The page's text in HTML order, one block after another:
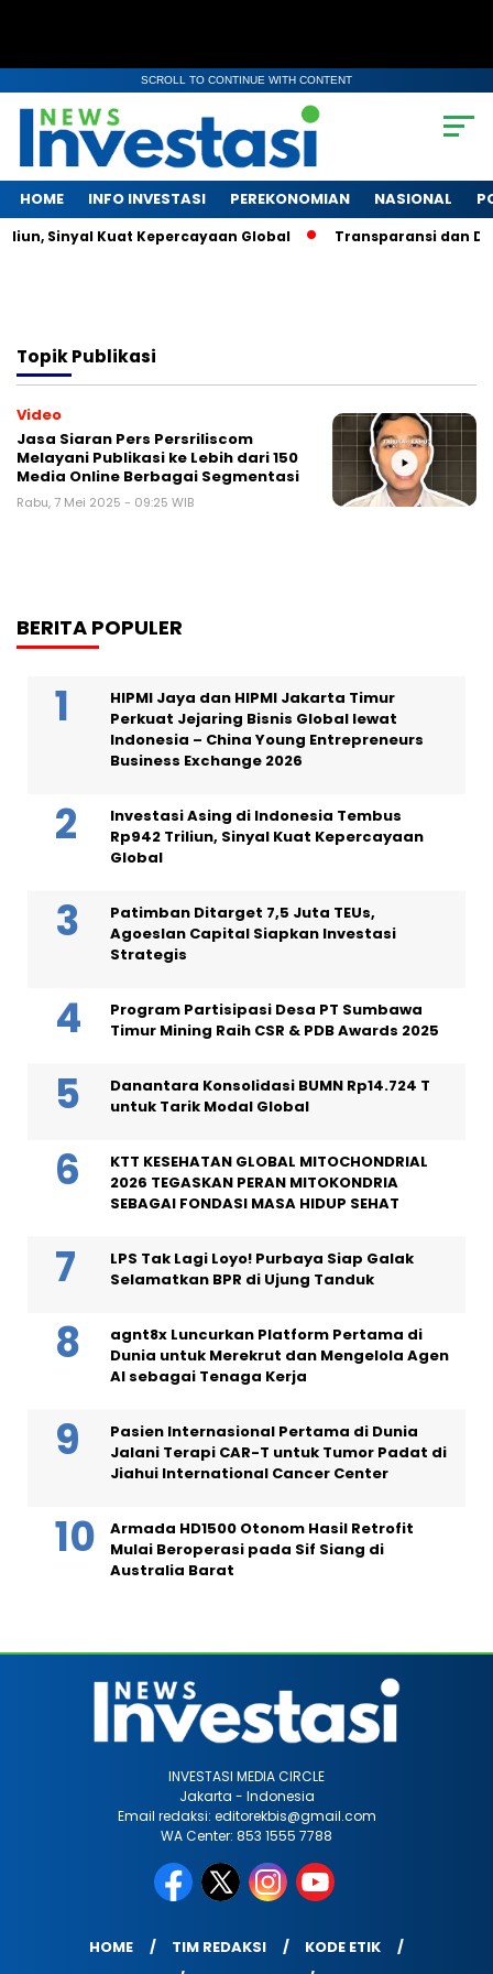
SCROLL TO CONTINUE WITH CONTENT
HOME INFO INVESTASI PEREKONOMIAN NASIONAL
Sinyal Kuat Kepercayaan Global Transparansi dan
TopikPublikasi
Video
Jasa Siaran Pers Persriliscom
Melayani Publikasi ke Lebih dari 150
Media Online Berbagai Segmentasi
Rabu, 7 Mei 2025 - 09:25 WIB
BERITA POPULER
HIPMI Jaya dan HIPMI Jakarta Timur
Perkuat Jejaring Bisnis Global lewat
Indonesia – China Young Entrepreneurs
Business Exchange 2026
Investasi Asing di Indonesia Tembus
Rp942 Triliun, Sinyal Kuat Kepercayaan
Global
Patimban Ditarget 7,5 Juta TEUs,
Agoeslan Capital Siapkan Investasi
Strategis
Program Partisipasi Desa PT Sumbawa
Timur Mining Raih CSR & PDB Awards 2025
Danantara Konsolidasi BUMN Rp14.724 T
untuk Tarik Modal Global
KTT KESEHATAN GLOBAL MITOCHONDRIAL
2026 TEGASKAN PERAN MITOKONDRIA
SEBAGAI FONDASI MASA HIDUP SEHAT
LPS Tak Lagi Loyo! Purbaya Siap Galak
Selamatkan BPR di Ujung Tanduk
agnt8x Luncurkan Platform Pertama di
Dunia untuk Merekrut dan Mengelola Agen
AI sebagai Tenaga Kerja
Pasien Internasional Pertama di Dunia
Jalani Terapi CAR-T untuk Tumor Padat di
Jiahui International Cancer Center
Armada HD1500 Otonom Hasil Retrofit
Mulai Beroperasi pada Sif Siang di
Australia Barat
INVESTASI MEDIA CIRCLE
Jakarta - Indonesia
Email redaksi: editorekbis@gmail.com
WA Center: 853 1555 7788
HOME TIM REDAKSI
KODE ETIK